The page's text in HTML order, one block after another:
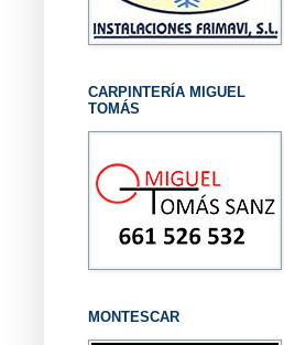
CARPINTERÍA MIGUEL
TOMÁS
MONTESCAR